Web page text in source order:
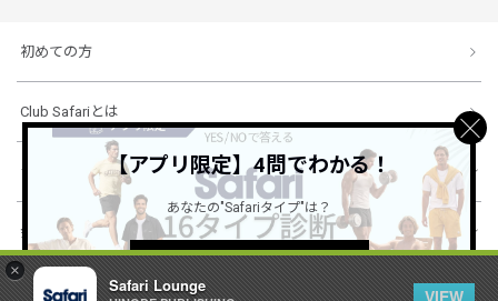
×
Safari Lounge
VIEW
初めての方
Club Safariとは
ショッピングガイド
会社概要・規約
【アプリ限定】4問でわかる！
あなたの"Safariタイプ"は？
詳しくはこちら ＞